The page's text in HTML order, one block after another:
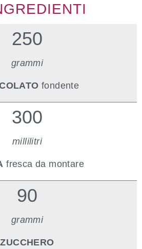
250
grammi
fondente
300
millilitri
fresca da montare
90
grammi
ZUCCHERO